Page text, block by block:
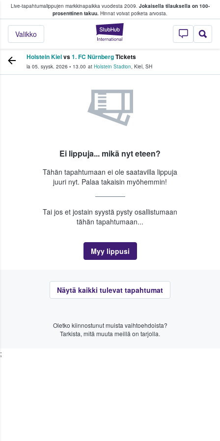
Live-tapahtumalippujen markkinapaikka vuodesta 2009. Jokaisella tilauksella on 100-
prosenttinen takuu. Hinnat voivat poiketa arvosta.
StubHub -
Valikko
fanit ostavat ja myyvät lippuja
Holstein Kielvs1. FC NürnbergTickets
la 05. syysk. 2026 • 13.00 at Holstein Stadion, Kiel, SH
Ei lippuja... mikä nyt eteen?
Tähän tapahtumaan ei ole saatavilla lippuja
juuri nyt. Palaa takaisin myöhemmin!
Tai jos et jostain syystä pysty osallistumaan
tähän tapahtumaan...
Myy lippusi
Näytä kaikki tulevat tapahtumat
Oletko kiinnostunut muista vaihtoehdoista?
Tarkista, mitä muuta meillä on tarjolla.
;